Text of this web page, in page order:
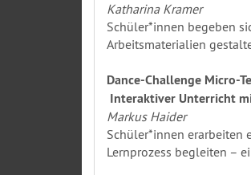
Katharina Kramer
Schüler*innen begeben
Arbeitsmaterialien
Dance-Challenge Micro-
Interaktiver Unterricht
Markus Haider
Schüler*innen erarbeiten
Lernprozess begleiten –